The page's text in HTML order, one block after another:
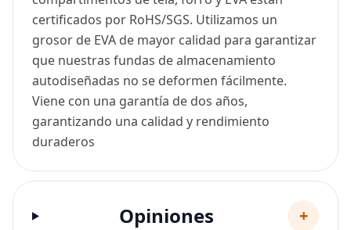
certificados por RoHS/SGS. Utilizamos un
grosor de EVA de mayor calidad para garantizar
que nuestras fundas de almacenamiento
autodiseñadas no se deformen fácilmente.
Viene con una garantía de dos años,
garantizando una calidad y rendimiento
duraderos
Opiniones +